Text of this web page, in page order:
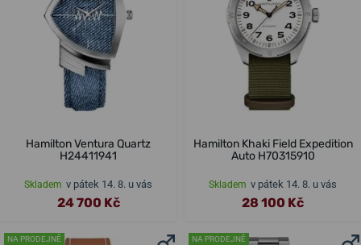
Hamilton Ventura Quartz
H24411941
Skladem v pátek 14. 8. u vás
24 700 Kč
Hamilton Khaki Field Expedition
Auto H70315910
Skladem v pátek 14. 8. u vás
28 100 Kč
NA PRODEJNĚ NA PRODEJNĚ